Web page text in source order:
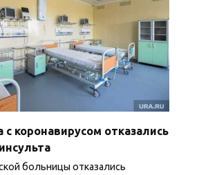
с коронавирусом отказались
больницы отказались